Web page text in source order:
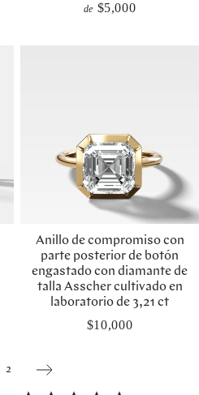
de $5,000
Anillo de compromiso con
parte posterior de botón
engastado con diamante de
talla Asscher cultivado en
laboratorio de 3,21 ct
$10,000
2 Next